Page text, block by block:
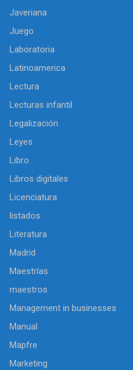
Javeriana
Juego
Laboratoria
Latinoamerica
Lectura
Lecturas infantil
Legalización
Leyes
Libro
Libros digitales
Licenciatura
listados
Literatura
Madrid
Maestrías
maestros
Management in businesses
Manual
Mapfre
Marketing